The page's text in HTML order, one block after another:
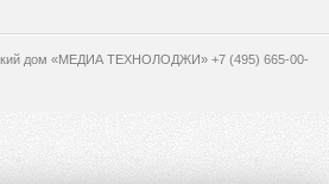
дом «МЕДИА ТЕХНОЛОДЖИ» +7 (495) 665-00-